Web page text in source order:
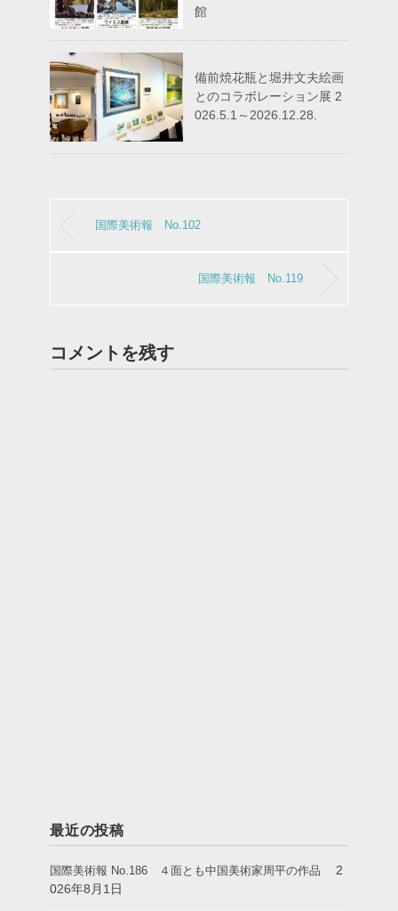
館
備前焼花瓶と堀井文夫絵画
とのコラボレーション展 2
026.5.1～2026.12.28.
国際美術報 No.102
国際美術報 No.119
コメントを残す
最近の投稿
国際美術報 No.186 ４面とも中国美術家周平の作品
2
026年8月1日